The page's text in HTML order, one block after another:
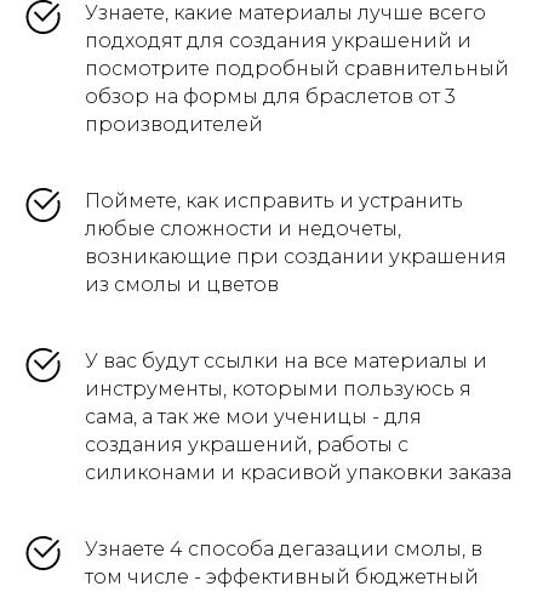
Узнаете, какие материалы лучше всего
подходят для создания украшений и
посмотрите подробный сравнительный
обзор на формы для браслетов от 3
производителей
Поймете, как исправить и устранить
любые сложности и недочеты,
возникающие при создании украшения
из смолы и цветов
У вас будут ссылки на все материалы и
инструменты, которыми пользуюсь я
сама, а так же мои ученицы - для
создания украшений, работы с
силиконами и красивой упаковки заказа
Узнаете 4 способа дегазации смолы, в
том числе - эффективный бюджетный